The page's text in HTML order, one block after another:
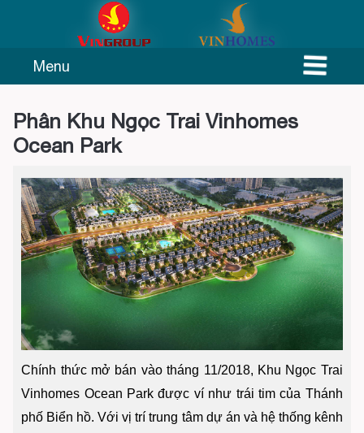
Menu
Phân Khu Ngọc Trai Vinhomes
Ocean Park
Chính thức mở bán vào tháng 11/2018, Khu Ngọc Trai
Vinhomes Ocean Park được ví như trái tim của Thánh
phố Biển hồ. Với vị trí trung tâm dự án và hệ thống kênh